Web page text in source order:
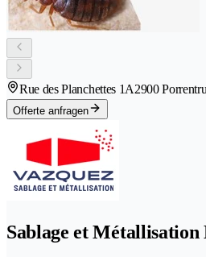
Rue des Planchettes 1A2900
Offerte anfragen
Sablage et Métallisation